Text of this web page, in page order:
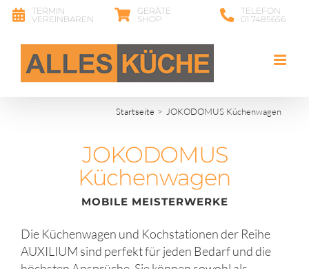
Zum
Inhalt
springen
TERMIN
VEREINBAREN
GERÄTE
SHOP
TELEFON
01 7485656
Startseite JOKODOMUS Küchenwagen
JOKODOMUS
Küchenwagen
MOBILE MEISTERWERKE
Die Küchenwagen und Kochstationen der Reihe
AUXILIUM sind perfekt für jeden Bedarf und die